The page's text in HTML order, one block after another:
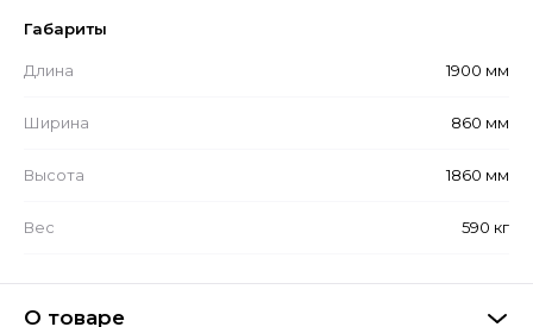
Габариты
Длина 1900 мм
Ширина 860 мм
Высота 1860 мм
Вес 590 кг
О товаре